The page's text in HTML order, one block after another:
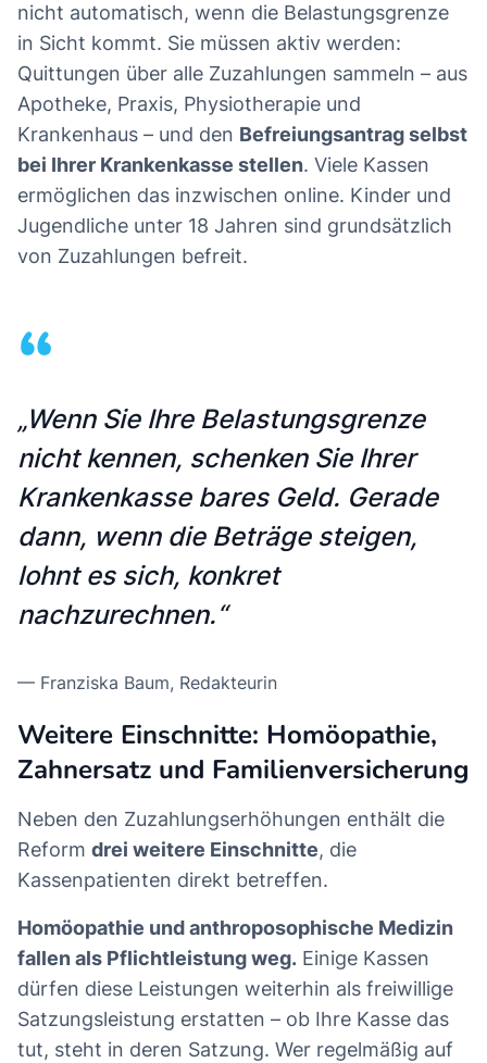
nicht automatisch, wenn die Belastungsgrenze
in Sicht kommt. Sie müssen aktiv werden:
Quittungen über alle Zuzahlungen sammeln – aus
Apotheke, Praxis, Physiotherapie und
Krankenhaus – und den Befreiungsantrag selbst
bei Ihrer Krankenkasse stellen. Viele Kassen
ermöglichen das inzwischen online. Kinder und
Jugendliche unter 18 Jahren sind grundsätzlich
von Zuzahlungen befreit.
“
„Wenn Sie Ihre Belastungsgrenze
nicht kennen, schenken Sie Ihrer
Krankenkasse bares Geld. Gerade
dann, wenn die Beträge steigen,
lohnt es sich, konkret
nachzurechnen.“
— Franziska Baum, Redakteurin
Weitere Einschnitte: Homöopathie,
Zahnersatz und Familienversicherung
Neben den Zuzahlungserhöhungen enthält die
Reform drei weitere Einschnitte, die
Kassenpatienten direkt betreffen.
Homöopathie und anthroposophische Medizin
fallen als Pflichtleistung weg. Einige Kassen
dürfen diese Leistungen weiterhin als freiwillige
Satzungsleistung erstatten – ob Ihre Kasse das
tut, steht in deren Satzung. Wer regelmäßig auf